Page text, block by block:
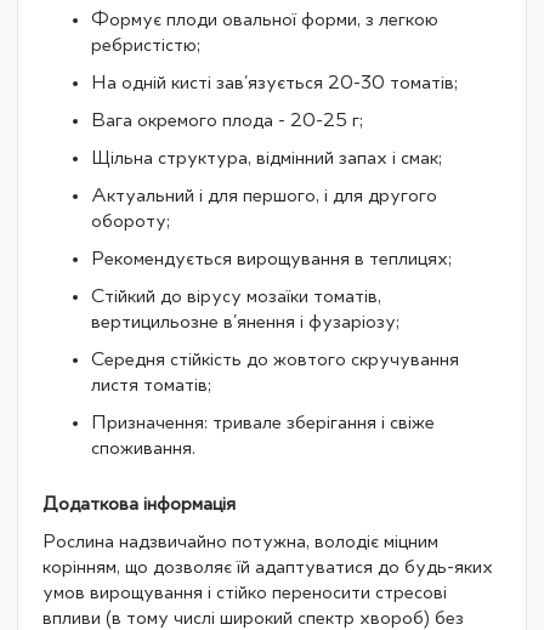
Формує плоди овальної форми, з легкою
ребристістю;
На одній кисті зав'язується 20-30 томатів;
Вага окремого плода - 20-25 г;
Щільна структура, відмінний запах і смак;
Актуальний і для першого, і для другого
обороту;
Рекомендується вирощування в теплицях;
Стійкий до вірусу мозаїки томатів,
вертицильозне в'янення і фузаріозу;
Середня стійкість до жовтого скручування
листя томатів;
Призначення: тривале зберігання і свіже
споживання.
Додаткова інформація
Рослина надзвичайно потужна, володіє міцним
корінням, що дозволяє їй адаптуватися до будь-яких
умов вирощування і стійко переносити стресові
впливи (в тому числі широкий спектр хвороб) без